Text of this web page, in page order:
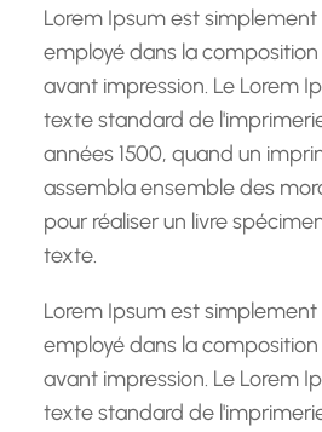
hLorem Ipsum est
employé dans la
avant impression. Le Lorem
texte standard de
années 1500, quand un
assembla ensemble des
pour réaliser un livre
texte.
Lorem Ipsum est
employé dans la
avant impression. Le Lorem
texte standard de